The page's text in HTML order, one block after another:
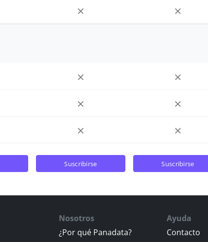
suscribirse suscribirse
Nosotros
¿Por qué Panadata?
Ayuda
Contacto